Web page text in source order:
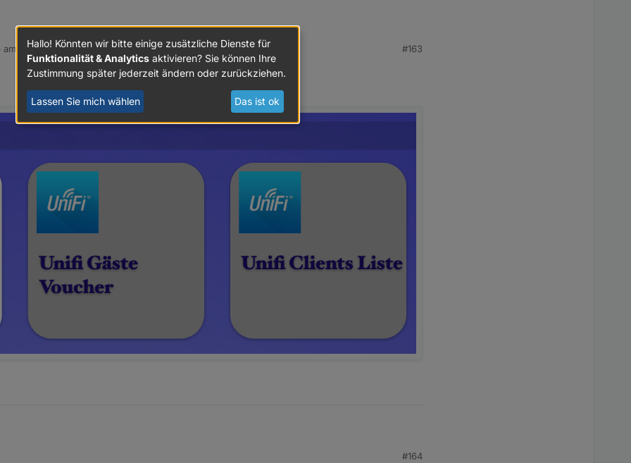
noch näher ansehen - aber wenn alles funktioniert sollte das so klappen
am 3. Sept. 2019, 13:39
von
#163
#164
Hallo! Könnten wir bitte einige zusätzliche Dienste für
Funktionalität & Analytics aktivieren? Sie können Ihre
Zustimmung später jederzeit ändern oder zurückziehen.
Lassen Sie mich wählen Das ist ok